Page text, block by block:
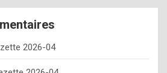
e
y
o
2026-04